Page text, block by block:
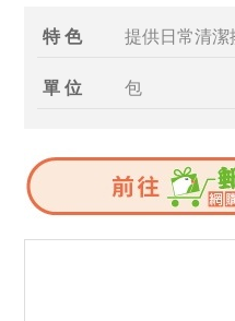
特 色 提供日常清潔
單 位 包